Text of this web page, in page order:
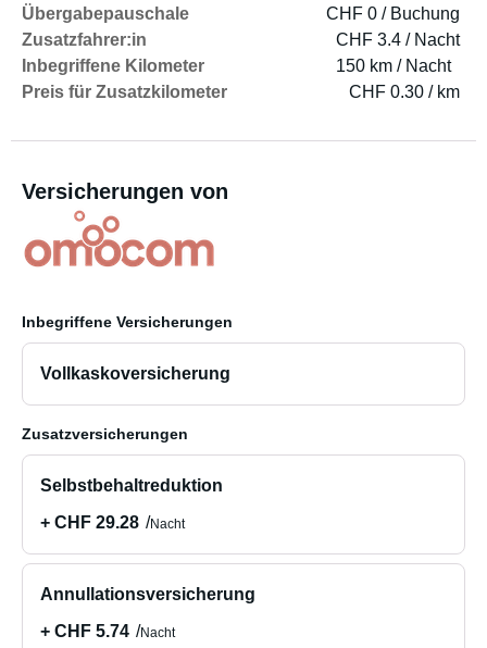
Übergabepauschale
CHF 0 / Buchung
Zusatzfahrer:in
CHF 3.4 / Nacht
Inbegriffene Kilometer
150 km / Nacht
Preis für Zusatzkilometer
CHF 0.30 / km
Versicherungen von
Inbegriffene Versicherungen
Vollkaskoversicherung
Zusatzversicherungen
Selbstbehaltreduktion
+ CHF 29.28
Nacht
Annullationsversicherung
+ CHF 5.74
Nacht